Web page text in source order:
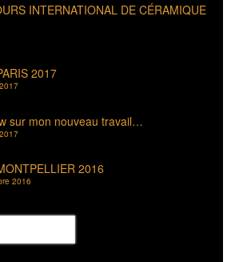
INTERNATIONAL DE CÉRAMIQUE
2017
sur mon nouveau travail…
2016
2016